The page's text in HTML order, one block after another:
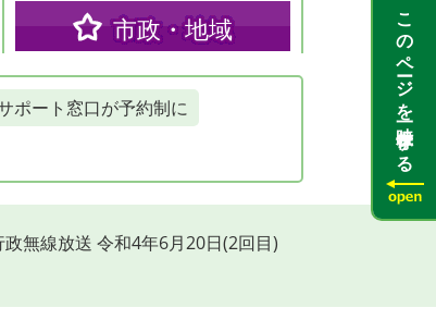
市政・地域
ポート窓口が予約制に
政無線放送 令和4年6月20日(2回目)
このページを一時保存する